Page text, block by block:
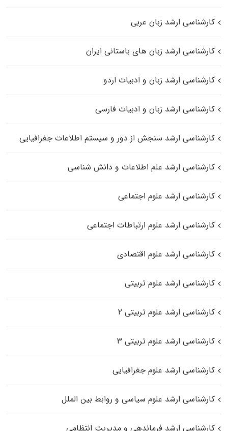
کارشناسی ارشد زبان عربی
کارشناسی ارشد زبان‌ های باستانی ایران
کارشناسی ارشد زبان و ادبیات اردو
کارشناسی ارشد زبان و ادبیات فارسی
کارشناسی ارشد سنجش از دور و سیستم اطلاعات جغرافیایی
کارشناسی ارشد علم اطلاعات و دانش شناسی
کارشناسی ارشد علوم اجتماعی
کارشناسی ارشد علوم ارتباطات اجتماعی
کارشناسی ارشد علوم اقتصادی
کارشناسی ارشد علوم تربیتی
کارشناسی ارشد علوم تربیتی ۲
کارشناسی ارشد علوم تربیتی ۳
کارشناسی ارشد علوم جغرافیایی
کارشناسی ارشد علوم سیاسی و روابط بین الملل
کارشناسی ارشد فرماندهی و مدیریت انتظامی